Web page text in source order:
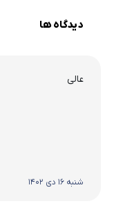
دیدگاه ها
عالی
شنبه 16 دی 1402